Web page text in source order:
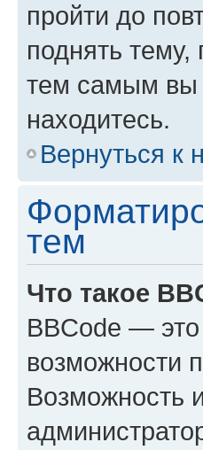
пройти до
поднять тему,
тем самым вы
находитесь.
Вернуться к
тем
Что такое
BBCode —
возможности
Возможность